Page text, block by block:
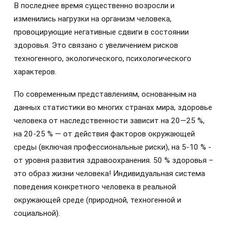
В последнее время существенно возросли и
изменились нагрузки на организм человека,
провоцирующие негативные сдвиги в состоянии
здоровья. Это связано с увеличением рисков
техногенного, экологического, психологического
характеров.
По современным представлениям, основанным на
данных статистики во многих странах мира, здоровье
человека от наследственности зависит на 20—25 %,
на 20-25 % — от действия факторов окружающей
среды (включая профессиональные риски), на 5-10 % -
от уровня развития здравоохранения. 50 % здоровья –
это образ жизни человека! Индивидуальная система
поведения конкретного человека в реальной
окружающей среде (природной, техногенной и
социальной).